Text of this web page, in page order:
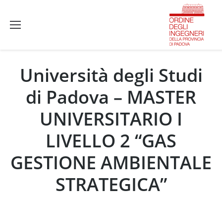
Università degli Studi
di Padova – MASTER
UNIVERSITARIO I
LIVELLO 2 “GAS
GESTIONE AMBIENTALE
STRATEGICA”